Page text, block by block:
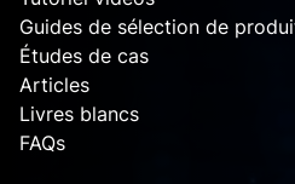
Guides de sélection de
Études de cas
Articles
Livres blancs
FAQs